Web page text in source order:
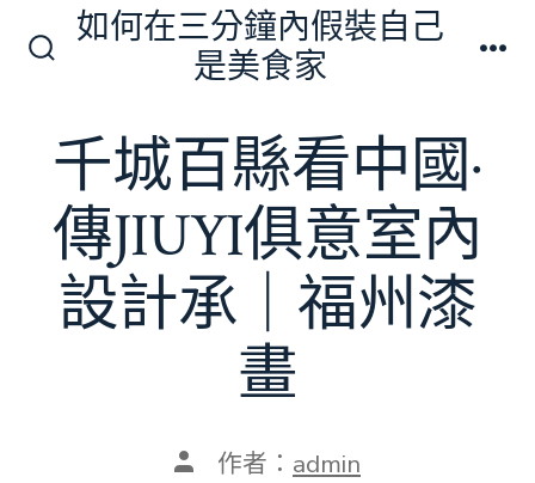
換
開
如何在三分鐘內假裝自己
是美食家
千城百縣看中國·
傳JIUYI俱意室內
設計承｜福州漆
畫
文 作者： admin